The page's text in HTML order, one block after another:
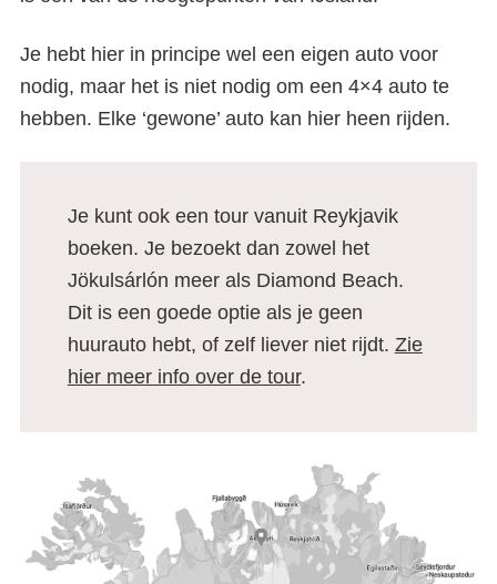
Je hebt hier in principe wel een eigen auto voor
nodig, maar het is niet nodig om een 4×4 auto te
hebben. Elke ‘gewone’ auto kan hier heen rijden.
Je kunt ook een tour vanuit Reykjavik
boeken. Je bezoekt dan zowel het
Jökulsárlón meer als Diamond Beach.
Dit is een goede optie als je geen
huurauto hebt, of zelf liever niet rijdt. Zie
hier meer info over de tour.